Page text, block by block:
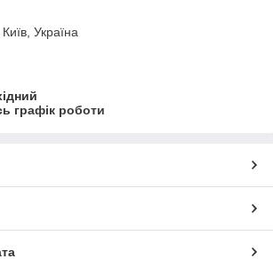
Україна
графік роботи